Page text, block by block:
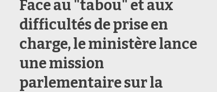
Face au "tabou" et aux
difficultés de prise en
charge, le ministère lance
une mission
parlementaire sur la